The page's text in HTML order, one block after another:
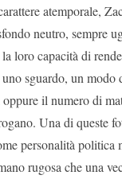
atemporale,
neutro, sempre
loro capacità di
sguardo, un modo
il numero di
Una di queste
personalità politica
rugosa che una